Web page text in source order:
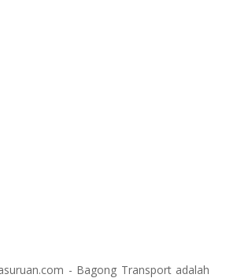
- Bagong Transport adalah